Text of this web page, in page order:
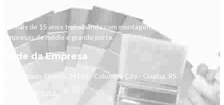
Há mais de 15 anos trabalhando com montagens e construções para
empresas de médio e grande porte.
Sede da Empresa
Rua Barrado Ribeiro, 14165 - Columbia City - Guaíba, RS.
(51) 99155-5053